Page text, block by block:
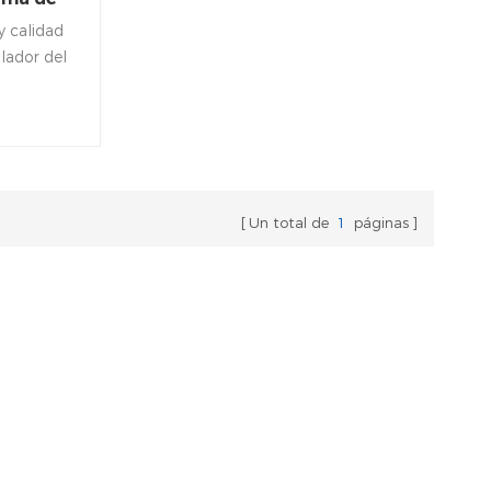
calidad
del
Un total de 1 páginas